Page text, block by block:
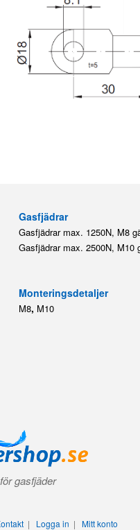
Gasfjädrar
Gasfjädrar max. 1250N, M8
Gasfjädrar max. 2500N, M10
Monteringsdetaljer
M8, M10
gasfjäder
| Logga in | Mitt konto